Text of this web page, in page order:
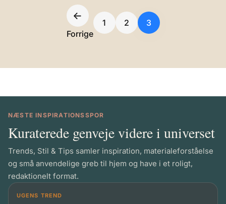
←
Forrige
1 2 3
NÆSTE INSPIRATIONSSPOR
Kuraterede genveje videre i universet
Trends, Stil & Tips samler inspiration, materialeforståelse
og små anvendelige greb til hjem og have i et roligt,
redaktionelt format.
UGENS TREND